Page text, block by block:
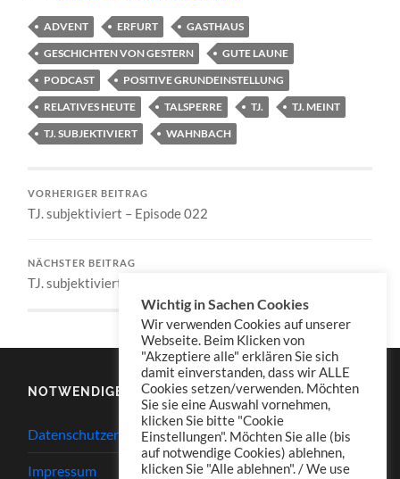
ADVENT ERFURT
GASTHAUS
GESCHICHTEN VON GESTERN
GUTE LAUNE
PODCAST
POSITIVE GRUNDEINSTELLUNG
RELATIVES HEUTE
TALSPERRE TJ.
TJ. MEINT
TJ. SUBJEKTIVIERT
WAHNBACH
VORHERIGER BEITRAG
TJ. subjektiviert – Episode 022
NÄCHSTER BEITRAG
TJ. subjektiviert – Episode 024
NOTWENDIGES
Datenschutzerklärung
Impressum
Wichtig in Sachen Cookies
Wir verwenden Cookies auf unserer
Webseite. Beim Klicken von
"Akzeptiere alle" erklären Sie sich
damit einverstanden, dass wir ALLE
Cookies setzen/verwenden. Möchten
Sie sie eine Auswahl vornehmen,
klicken Sie bitte "Cookie
Einstellungen". Möchten Sie alle (bis
auf notwendige Cookies) ablehnen,
klicken Sie "Alle ablehnen". / We use